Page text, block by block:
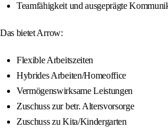
Teamfähigkeit und ausgeprägte
Das bietet Arrow:
Flexible Arbeitszeiten
Hybrides Arbeiten/Homeoffice
Vermögenswirksame Leistungen
Zuschuss zur betr. Altersvorsorge
Zuschuss zu Kita/Kindergarten